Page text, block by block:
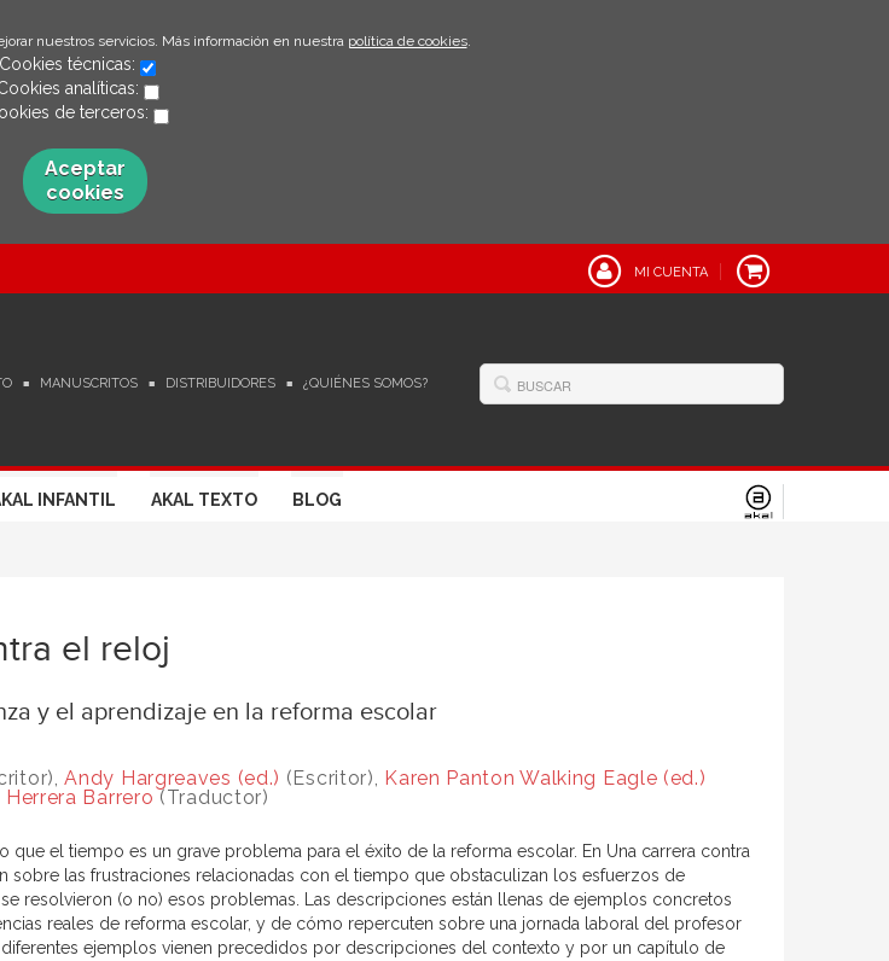
nuestros servicios. Más información en nuestra política de cookies.
Cookies técnicas:
analíticas:
de terceros:
Aceptar
cookies
MI CUENTA
MANUSCRITOS DISTRIBUIDORES ¿QUIÉNES SOMOS?
INFANTIL AKAL TEXTO BLOG
el reloj
y el aprendizaje en la reforma escolar
Andy Hargreaves (ed.) (Escritor), Karen Panton Walking Eagle (ed.)
Barrero (Traductor)
que el tiempo es un grave problema para el éxito de la reforma escolar. En Una carrera contra
sobre las frustraciones relacionadas con el tiempo que obstaculizan los esfuerzos de
resolvieron (o no) esos problemas. Las descripciones están llenas de ejemplos concretos
reales de reforma escolar, y de cómo repercuten sobre una jornada laboral del profesor
ejemplos vienen precedidos por descripciones del contexto y por un capítulo de